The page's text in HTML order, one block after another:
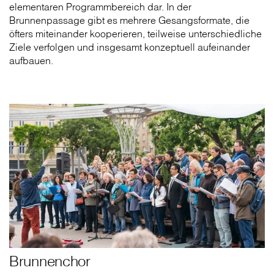
elementaren Programmbereich dar. In der
Brunnenpassage gibt es mehrere Gesangsformate, die
öfters miteinander kooperieren, teilweise unterschiedliche
Ziele verfolgen und insgesamt konzeptuell aufeinander
aufbauen.
Brunnenchor